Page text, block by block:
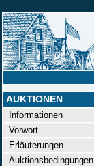
AUKTIONEN
Informationen
Vorwort
Erläuterungen
Auktionsbedingungen